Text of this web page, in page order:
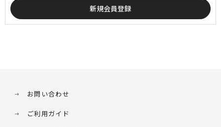
お問い合わせ
ご利用ガイド